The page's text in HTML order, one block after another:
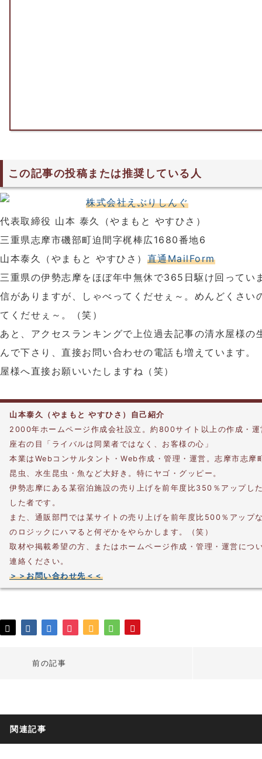
この記事の投稿または推奨している人
株式会社えぶりしんぐ
代表取締役 山本 泰久（やまもと やすひさ）
三重県志摩市磯部町迫間字梶棒広1680番地6
山本泰久（やまもと やすひさ） 直通MailForm
三重県の伊勢志摩をほぼ年中無休で365日駆け回ってい
信がありますが、しゃべってくだせぇ～。めんどくさい
てくだせぇ～。（笑）
あと、アクセスランキングで上位過去記事の清水屋様の
んで下さり、直接お問い合わせの電話も増えています。
屋様へ直接お願いいたしますね（笑）
山本泰久（やまもと やすひさ）自己紹介
2000年ホームページ作成会社設立。約800サイト以上の作成・運
座右の目「ライバルは同業者ではなく、お客様の心」
本業はWebコンサルタント・Web作成・管理・運営。志摩市志摩
昆虫、水生昆虫・魚など大好き。特にヤゴ・グッピー。
伊勢志摩にある某宿泊施設の売り上げを前年度比350％アップし
した者です。
また、通販部門では某サイトの売り上げを前年度比500％アップ
のロジックにハマると何ぞかをやらかします。（笑）
取材や掲載希望の方、またはホームページ作成・管理・運営につ
連絡ください。
＞＞お問い合わせ先＜＜
前の記事
関連記事